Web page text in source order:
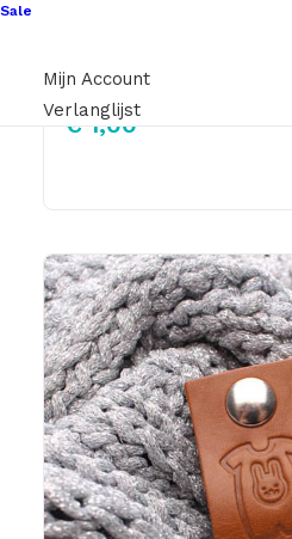
Sale
Mijn Account
Verlanglijst
€1,00